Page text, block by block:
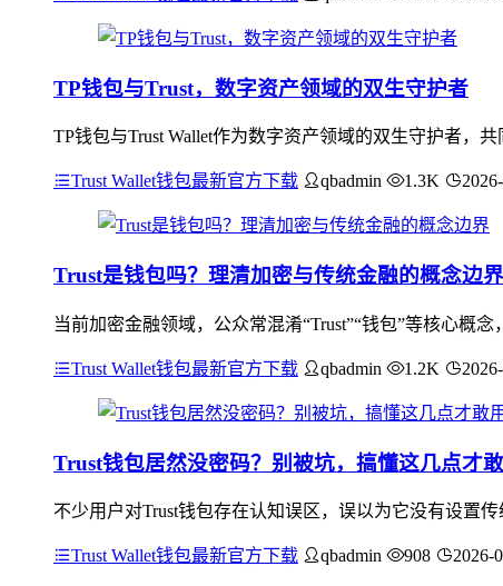
TP钱包与Trust，数字资产领域的双生守护者
TP钱包与Trust Wallet作为数字资产领域的双生守护者，
Trust Wallet钱包最新官方下载 qbadmin 1.3K
Trust是钱包吗？理清加密与传统金融的概念边界
当前加密金融领域，公众常混淆“Trust”“钱包”等核心概
Trust Wallet钱包最新官方下载 qbadmin 1.2K
Trust钱包居然没密码？别被坑，搞懂这几点才
不少用户对Trust钱包存在认知误区，误以为它没有设置
Trust Wallet钱包最新官方下载 qbadmin 908 2026-